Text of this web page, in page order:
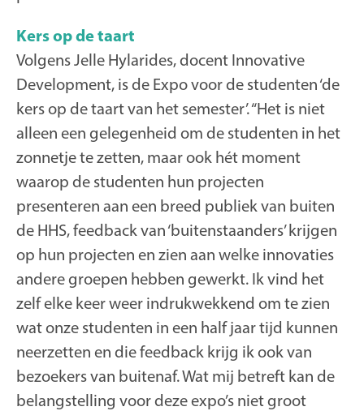
Kers op de taart
Volgens Jelle Hylarides, docent Innovative
Development, is de Expo voor de studenten ‘de
kers op de taart van het semester’. “Het is niet
alleen een gelegenheid om de studenten in het
zonnetje te zetten, maar ook hét moment
waarop de studenten hun projecten
presenteren aan een breed publiek van buiten
de HHS, feedback van ‘buitenstaanders’ krijgen
op hun projecten en zien aan welke innovaties
andere groepen hebben gewerkt. Ik vind het
zelf elke keer weer indrukwekkend om te zien
wat onze studenten in een half jaar tijd kunnen
neerzetten en die feedback krijg ik ook van
bezoekers van buitenaf. Wat mij betreft kan de
belangstelling voor deze expo’s niet groot